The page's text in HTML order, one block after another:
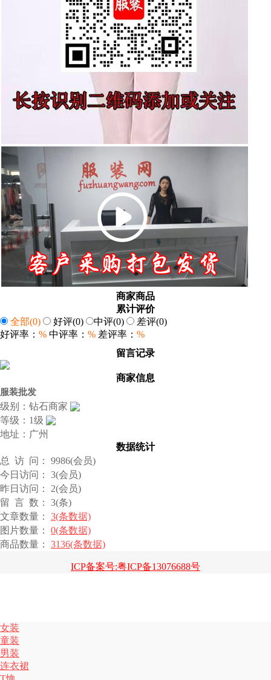
商家商品
累计评价
全部(0) 好评(0) 中评(0) 差评(0)
好评率： % 中评率： % 差评率： %
留言记录
商家信息
服装批发
级别：钻石商家
等级：1级
地址：广州
数据统计
总 访 问： 9986(会员)
今日访问： 3(会员)
昨日访问： 2(会员)
留 言 数： 3(条)
文章数量： 3(条数据)
图片数量： 0(条数据)
商品数量： 3136(条数据)
ICP备案号:粤ICP备13076688号
女装
童装
男装
连衣裙